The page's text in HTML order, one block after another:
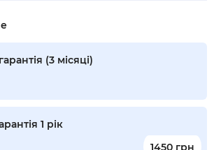
(3 місяці)
1 рік